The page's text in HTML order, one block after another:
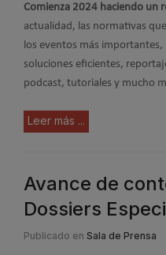
Comienza 2024 haciendo un
actualidad, las normativas
los eventos más
soluciones eficientes,
podcast, tutoriales y mucho
Leer más ...
Avance de
Dossiers
Publicado en Sala de Prensa